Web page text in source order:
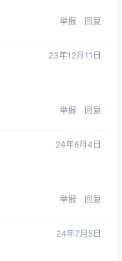
举报 回复
23年12月11日
举报 回复
24年6月4日
举报 回复
24年7月5日